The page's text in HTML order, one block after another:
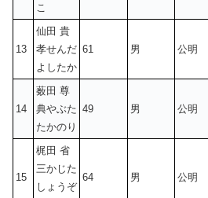
こ
13
仙田 貴
孝せんだ
よしたか
61 男 公明
14
薮田 尊
典やぶた
たかのり
49 男 公明
15
梶田 省
三かじた
しょうぞ
64 男 公明